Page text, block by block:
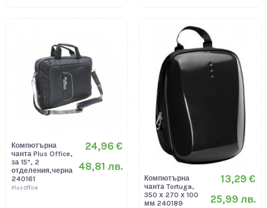
Компютърна
чанта Plus Office,
за 15", 2
отделения,черна
240161
Plus Office
24,96 €
48,81 лв.
Компютърна
чанта Tortuga,
350 х 270 х 100
мм 240189
13,29 €
25,99 лв.